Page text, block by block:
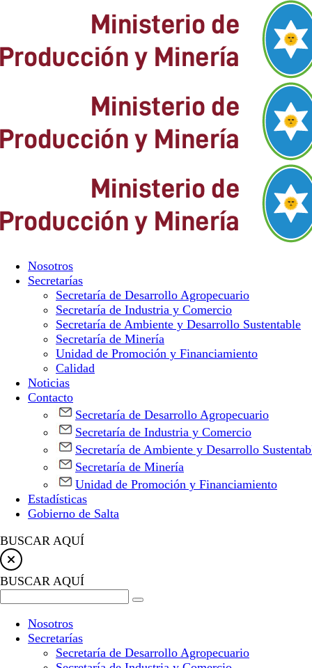
Nosotros
Secretarías
Secretaría de Desarrollo Agropecuario
Secretaría de Industria y Comercio
Secretaría de Ambiente y Desarrollo Sustentable
Secretaría de Minería
Unidad de Promoción y Financiamiento
Calidad
Noticias
Contacto
Secretaría de Desarrollo Agropecuario
Secretaría de Industria y Comercio
Secretaría de Ambiente y Desarrollo
Secretaría de Minería
Unidad de Promoción y Financiamiento
Estadísticas
Gobierno de Salta
BUSCAR AQUÍ
BUSCAR AQUÍ
Nosotros
Secretarías
Secretaría de Desarrollo Agropecuario